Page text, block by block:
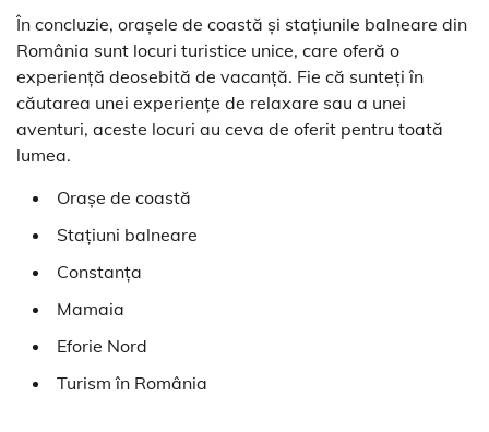
În concluzie, orașele de coastă și stațiunile balneare din
România sunt locuri turistice unice, care oferă o
experiență deosebită de vacanță. Fie că sunteți în
căutarea unei experiențe de relaxare sau a unei
aventuri, aceste locuri au ceva de oferit pentru toată
lumea.
Orașe de coastă
Stațiuni balneare
Constanța
Mamaia
Eforie Nord
Turism în România